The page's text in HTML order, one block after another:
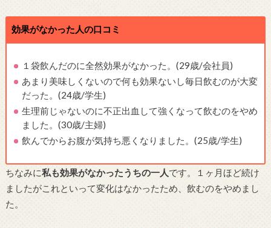
効果がなかった人の口コミ
１袋飲んだのに全然効果がなかった。(29歳/会社員)
あまり美味しくないので何も効果ないし毎日飲むのが大変
だった。(24歳/学生)
生理前じゃないのに不正出血して強くなって飲むのをやめ
ました。(30歳/主婦)
飲んでからお腹が気持ち悪くなりました。(25歳/学生)
ちなみに私も効果がなかったうちの一人です。１ヶ月ほど続け
ましたがこれといって変化はなかったため、飲むのをやめまし
た。